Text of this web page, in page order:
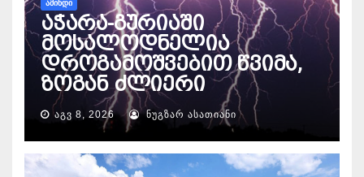
ᲐᲛᲘᲜᲓᲘ
აჭარა-გურიაში
მოსალოდნელია
დროგამოშვებით წვიმა,
ზოგან ძლიერი
ᲐᲒᲕ 8, 2026 ᲜᲣᲒᲖᲐᲠ ᲐᲡᲐᲗᲘᲐᲜᲘ